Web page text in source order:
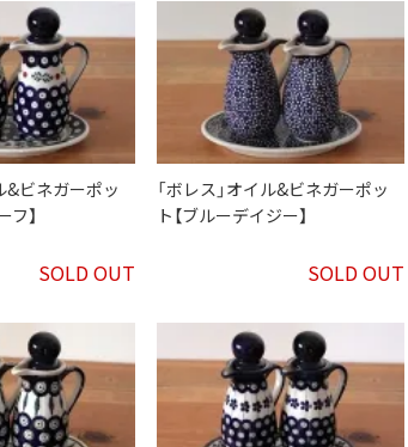
&ビネガーポッ
フ】
SOLD OUT
「ボレス」オイル&ビネガーポッ
ト【ブルーデイジー】
SOLD OUT